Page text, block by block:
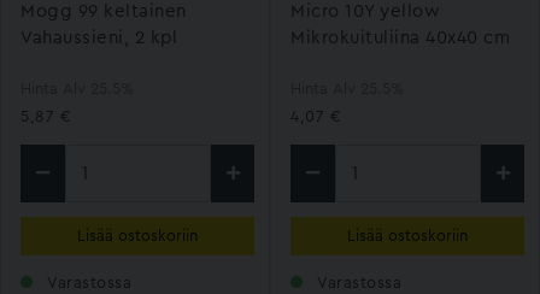
Mogg 99 keltainen
Vahaussieni, 2 kpl
Varastossa
5,87 €
Lisää ostoskoriin
Micro 10Y yellow
Mikrokuituliina 40x40 cm
Varastossa
4,07 €
Lisää ostoskoriin